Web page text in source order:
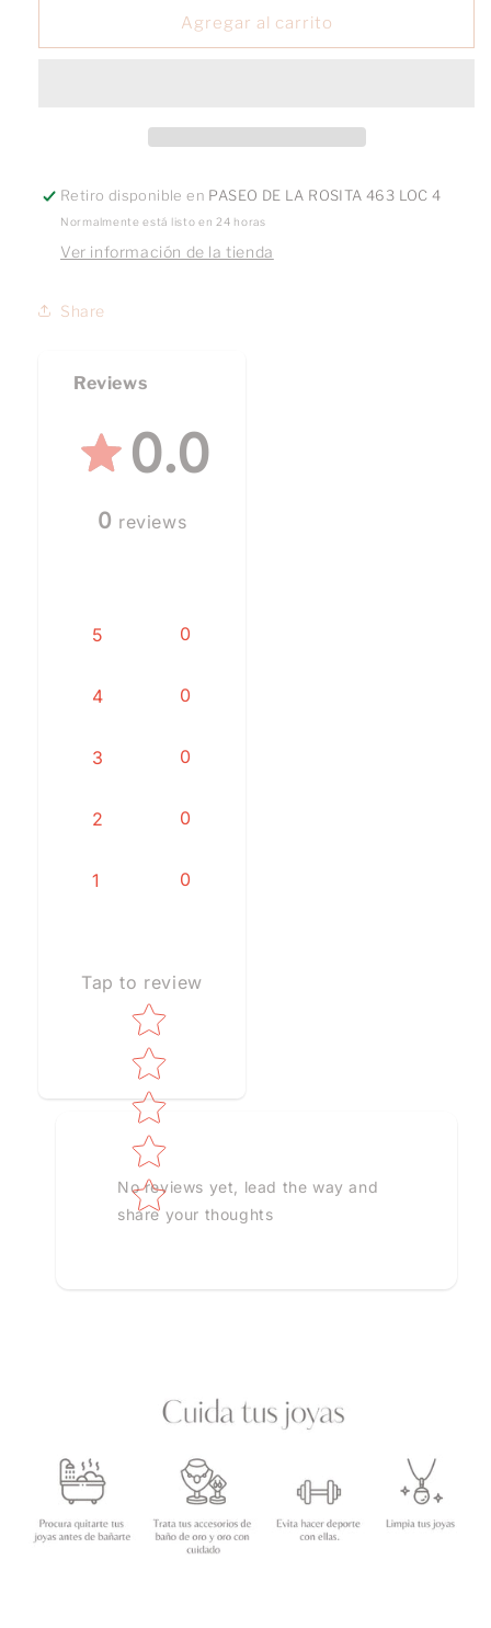
Baby
Broquel
Baby
Agregar al carrito
Retiro disponible en PASEO DE LA ROSITA 463 LOC 4
Normalmente está listo en 24 horas
Ver información de la tienda
Share
Reviews
0.0
0 reviews
5 0
4 0
3 0
2 0
1 0
Tap to review
Star rating
No reviews yet, lead the way and
share your thoughts